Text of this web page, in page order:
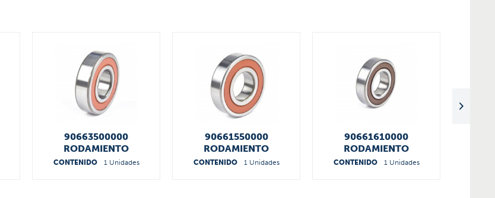
90663500000
RODAMIENTO
CONTENIDO 1 Unidades
90661550000
RODAMIENTO
CONTENIDO 1 Unidades
90661610000
RODAMIENTO
CONTENIDO 1 Unidades